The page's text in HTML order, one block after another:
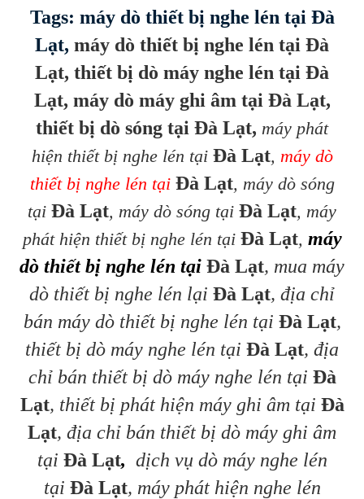
Tags: máy dò thiết bị nghe lén tại Đà
Lạt, máy dò thiết bị nghe lén tại Đà
Lạt, thiết bị dò máy nghe lén tại Đà
Lạt, máy dò máy ghi âm tại Đà Lạt,
thiết bị dò sóng tại Đà Lạt, máy phát
hiện thiết bị nghe lén tại Đà Lạt, máy dò
thiết bị nghe lén tại Đà Lạt, máy dò sóng
tại Đà Lạt, máy dò sóng tại Đà Lạt, máy
phát hiện thiết bị nghe lén tại Đà Lạt, máy
dò thiết bị nghe lén tại Đà Lạt, mua máy
dò thiết bị nghe lén lại Đà Lạt, địa chỉ
bán máy dò thiết bị nghe lén tại Đà Lạt,
thiết bị dò máy nghe lén tại Đà Lạt, địa
chỉ bán thiết bị dò máy nghe lén tại Đà
Lạt, thiết bị phát hiện máy ghi âm tại Đà
Lạt, địa chỉ bán thiết bị dò máy ghi âm
tại Đà Lạt, dịch vụ dò máy nghe lén
tại Đà Lạt, máy phát hiện nghe lén